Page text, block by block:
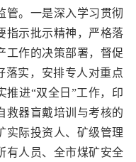
。一是深入学习贯彻
指示批示精神，严格落
工作的决策部署，督促
落实，安排专人对重点
推进“双全日”工作，印
救器盲戴培训与考核的
实际投资人、矿级管理
有人员、全市煤矿安全